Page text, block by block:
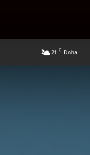
21 C Doha